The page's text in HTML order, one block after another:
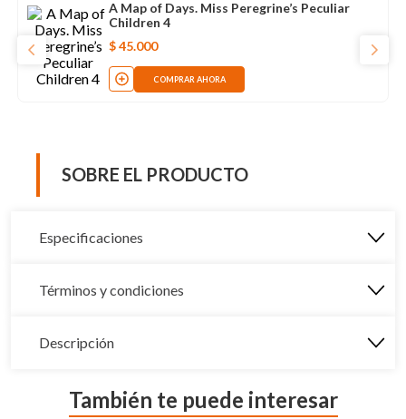
A Map of Days. Miss Peregrine’s Peculiar
Children 4
$45.000
COMPRAR AHORA
SOBRE EL PRODUCTO
Especificaciones
Términos y condiciones
Descripción
También te puede interesar